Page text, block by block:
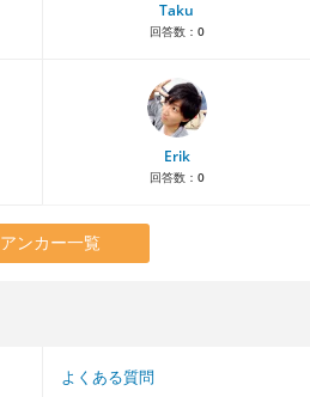
Taku
回答数： 0
Erik
回答数： 0
アンカー一覧
よくある質問